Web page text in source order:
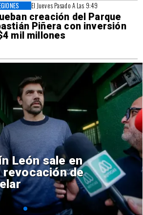
El Jueves Pasado A Las 9:49
creación del Parque
Piñera con inversión
mil millones
formalizan